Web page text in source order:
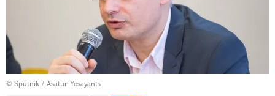
© Sputnik / Asatur Yesayants